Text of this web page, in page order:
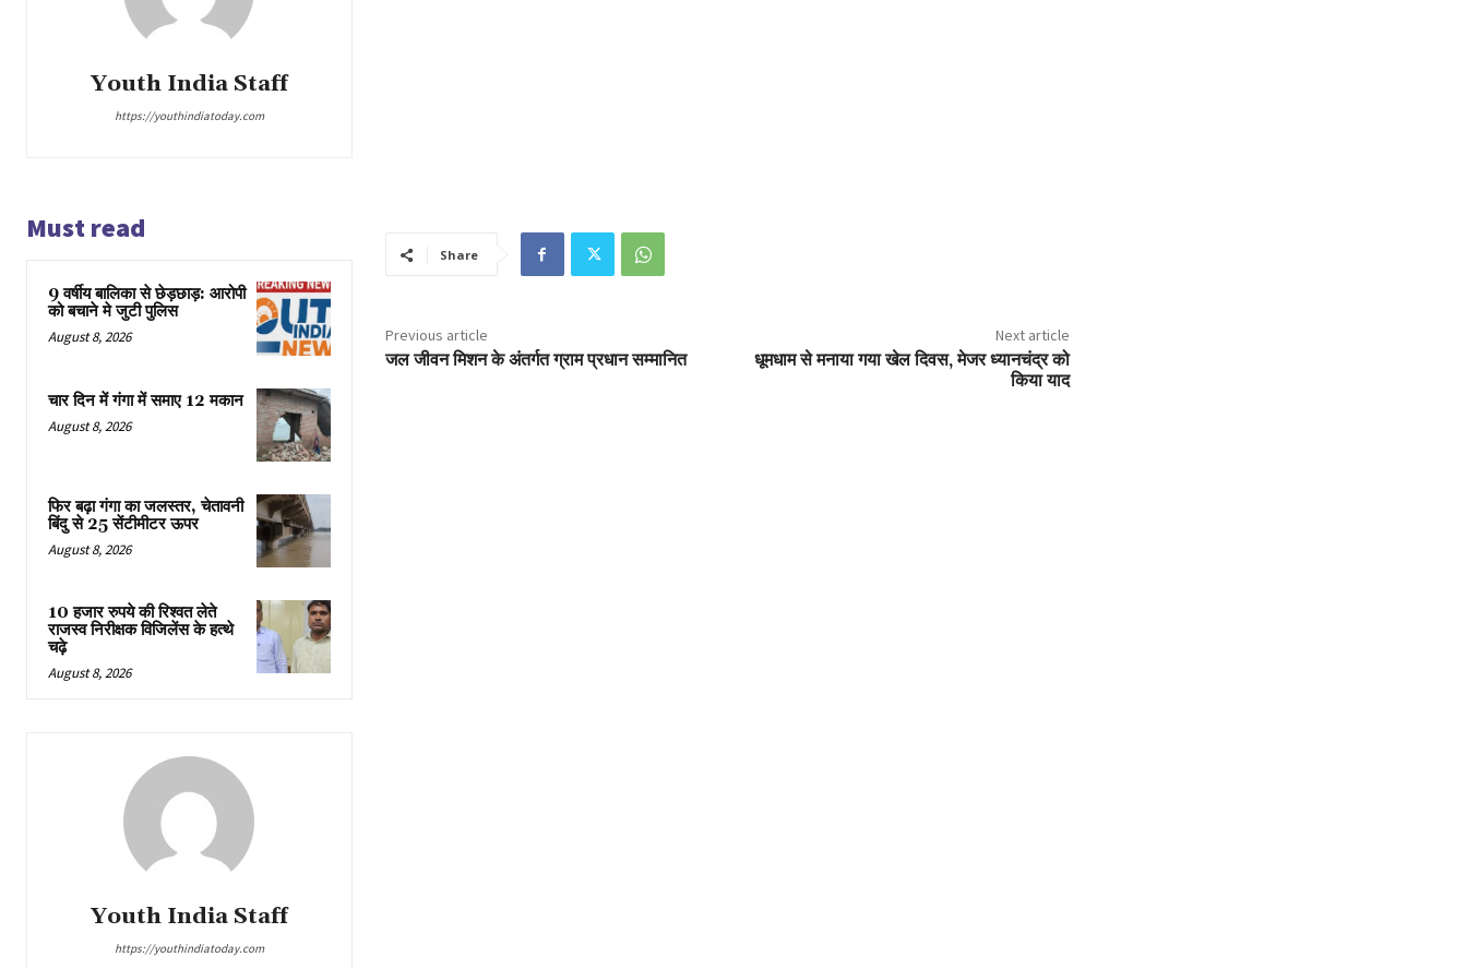
Youth India Staff
https://youthindiatoday.com
Must read
9 वर्षीय बालिका से छेड़छाड़: आरोपी
को बचाने मे जुटी पुलिस
August 8, 2026
चार दिन में गंगा में समाए 12 मकान
August 8, 2026
फिर बढ़ा गंगा का जलस्तर, चेतावनी
बिंदु से 25 सेंटीमीटर ऊपर
August 8, 2026
10 हजार रुपये की रिश्वत लेते
राजस्व निरीक्षक विजिलेंस के हत्थे
चढ़े
August 8, 2026
Youth India Staff
https://youthindiatoday.com
Share
Previous article
जल जीवन मिशन के अंतर्गत ग्राम प्रधान सम्मानित
Next article
धूमधाम से मनाया गया खेल दिवस, मेजर ध्यानचंद्र को
किया याद